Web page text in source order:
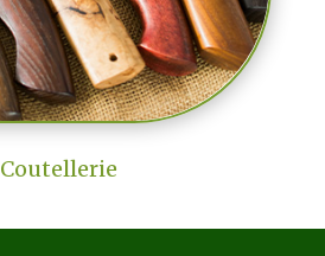
Coutellerie